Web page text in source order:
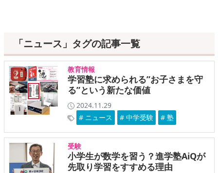
「ニュース」タグの記事一覧
教育情報
学習塾に求められる”お子さまを守
る”という新たな価値
2024.11.29
# ニュース
# 中学受験 # 塾
受験
小学生が数学を習う？進学塾AiQが
先取り学習をすすめる理由